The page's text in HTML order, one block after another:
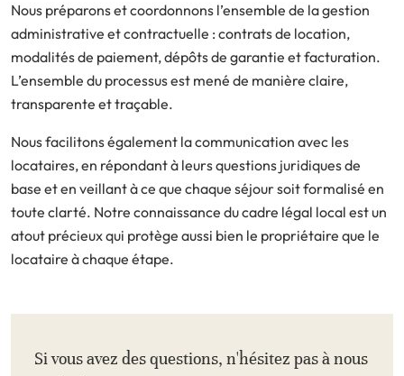
Nous préparons et coordonnons l’ensemble de la gestion
administrative et contractuelle : contrats de location,
modalités de paiement, dépôts de garantie et facturation.
L’ensemble du processus est mené de manière claire,
transparente et traçable.
Nous facilitons également la communication avec les
locataires, en répondant à leurs questions juridiques de
base et en veillant à ce que chaque séjour soit formalisé en
toute clarté. Notre connaissance du cadre légal local est un
atout précieux qui protège aussi bien le propriétaire que le
locataire à chaque étape.
Si vous avez des questions, n'hésitez pas à nous